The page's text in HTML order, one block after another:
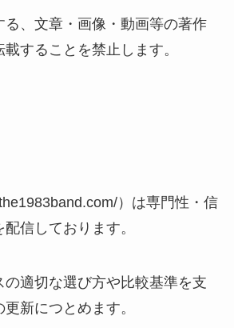
る、文章・画像・動画等の著作
することを禁止します。
）は専門性・信
信しております。
の適切な選び方や比較基準を支
新につとめます。